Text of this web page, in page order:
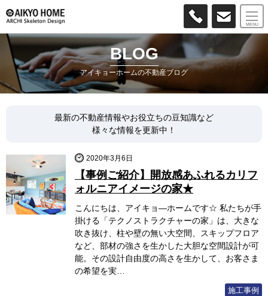
BLOG
アイキョーホームの不動産ブログ
最新の不動産情報やお役立ちの豆知識など
様々な情報を更新中！
2020年3月6日
【事例ご紹介】開放感あふれるカリフ
ォルニアイメージの家★
こんにちは、アイキョ―ホームです☆ 私たちが手
掛ける「テクノストラクチャーの家」は、大きな
吹き抜け、柱や壁の無い大空間、スキップフロア
など、部材の強さを生かした大胆な空間設計が可
能。その設計自由度の高さを生かして、お客さま
の希望を実…
施工事例
MENU